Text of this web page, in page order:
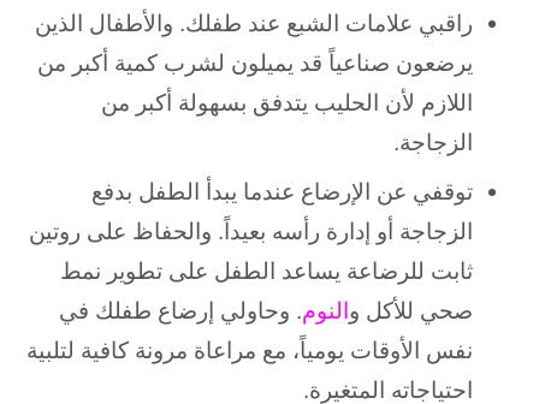
راقبي علامات الشبع عند طفلك. والأطفال الذين
يرضعون صناعياً قد يميلون لشرب كمية أكبر من
اللازم لأن الحليب يتدفق بسهولة أكبر من
الزجاجة.
توقفي عن الإرضاع عندما يبدأ الطفل بدفع
الزجاجة أو إدارة رأسه بعيداً. والحفاظ على روتين
ثابت للرضاعة يساعد الطفل على تطوير نمط
صحي للأكل والنوم. وحاولي إرضاع طفلك في
نفس الأوقات يومياً، مع مراعاة مرونة كافية لتلبية
احتياجاته المتغيرة.